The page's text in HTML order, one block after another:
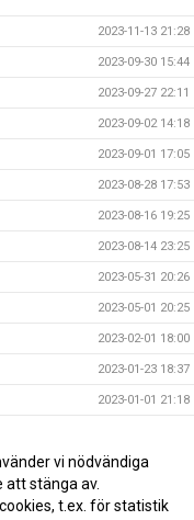
2023-11-13 21:28
2023-09-30 15:44
2023-09-27 22:11
2023-09-02 14:18
2023-09-01 17:05
2023-08-28 17:53
2023-08-16 19:25
2023-08-14 23:25
2023-05-31 20:26
2023-05-01 20:25
2023-02-01 18:00
2023-01-23 18:37
2023-01-01 21:18
2022-12-15 23:24
Klubb 2022-12-15 22:09
vi nödvändiga
att stänga av.
t.ex. för statistik